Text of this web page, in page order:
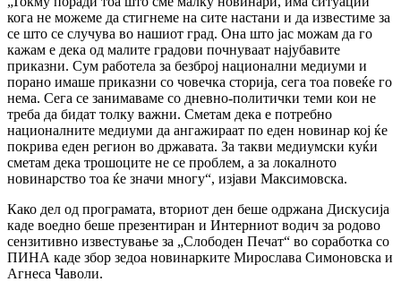
кога не можеме да стигнеме на сите настани и да известиме за
се што се случува во нашиот град. Она што јас можам да го
кажам е дека од малите градови почнуваат најубавите
приказни. Сум работела за безброј национални медиуми и
порано имаше приказни со човечка сторија, сега тоа повеќе го
нема. Сега се занимаваме со дневно-политички теми кои не
треба да бидат толку важни. Сметам дека е потребно
националните медиуми да ангажираат по еден новинар кој ќе
покрива еден регион во државата. За такви медиумски куќи
сметам дека трошоците не се проблем, а за локалното
новинарство тоа ќе значи многу“, изјави Максимовска.
Како дел од програмата, вториот ден беше одржана Дискусија
каде воедно беше презентиран и Интерниот водич за родово
сензитивно известување за „Слободен Печат“ во соработка со
ПИНА каде збор зедоа новинарките Мирослава Симоновска и
Агнеса Чаволи.